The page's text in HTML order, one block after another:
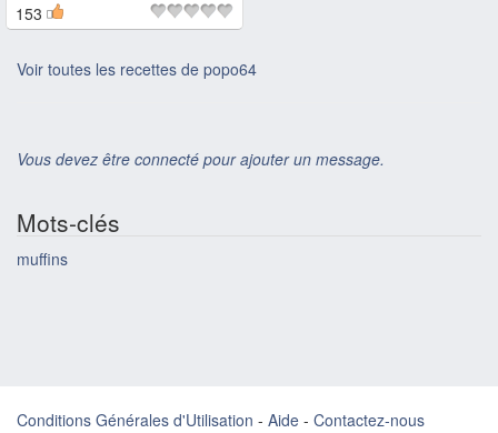
153
Voir toutes les recettes de popo64
Vous devez être connecté pour ajouter un message.
Mots-clés
muffins
Conditions Générales d'Utilisation - Aide - Contactez-nous